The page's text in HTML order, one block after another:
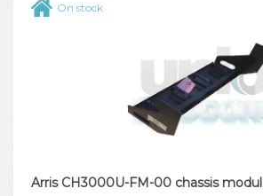
On stock
Arris CH3000U-FM-00 chassis modul